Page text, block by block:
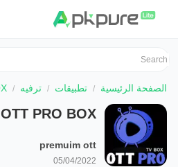
الصفحة الرئيسية تطبيقات ترفيه
OTT PRO BOX
premuim ott
05/04/2022